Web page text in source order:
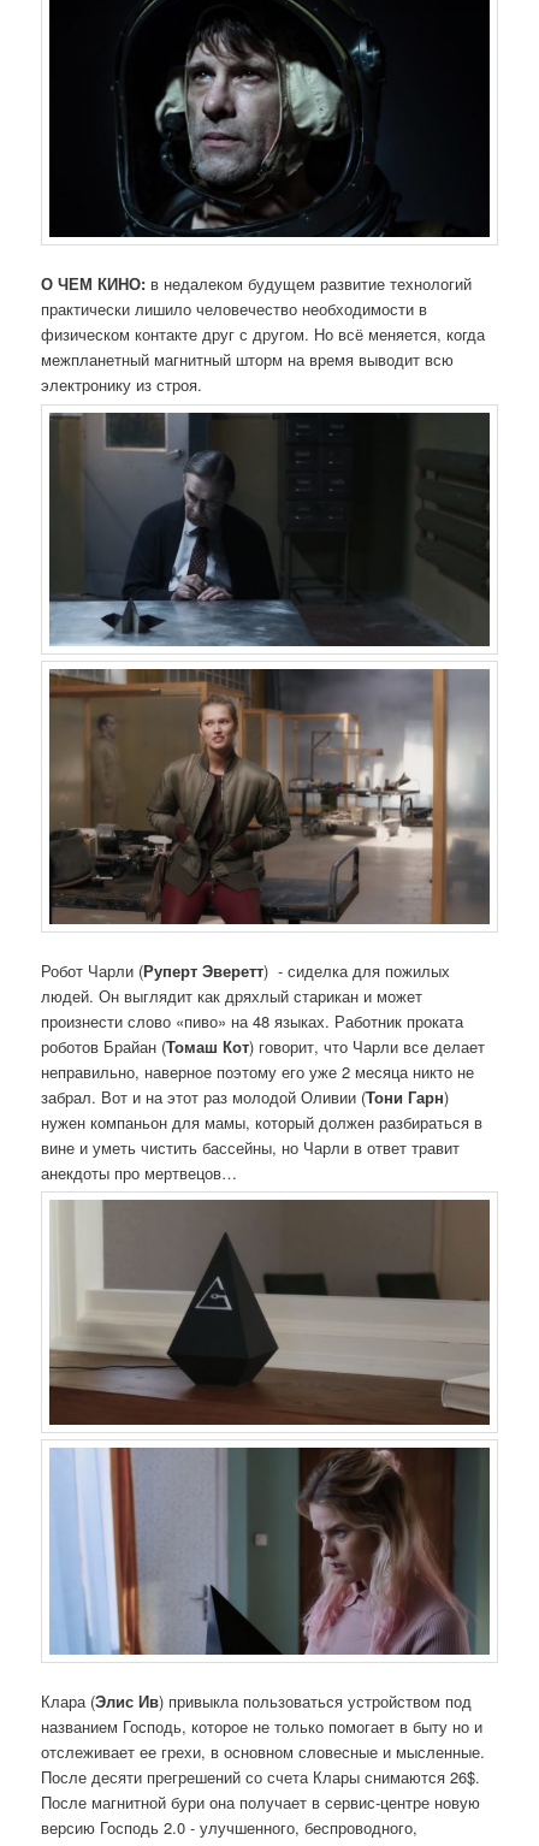
О ЧЕМ КИНО: в недалеком будущем развитие технологий
практически лишило человечество необходимости в
физическом контакте друг с другом. Но всё меняется, когда
межпланетный магнитный шторм на время выводит всю
электронику из строя.
Робот Чарли (Руперт Эверетт) - сиделка для пожилых
людей. Он выглядит как дряхлый старикан и может
произнести слово «пиво» на 48 языках. Работник проката
роботов Брайан (Томаш Кот) говорит, что Чарли все делает
неправильно, наверное поэтому его уже 2 месяца никто не
забрал. Вот и на этот раз молодой Оливии (Тони Гарн)
нужен компаньон для мамы, который должен разбираться в
вине и уметь чистить бассейны, но Чарли в ответ травит
анекдоты про мертвецов…
Клара (Элис Ив) привыкла пользоваться устройством под
названием Господь, которое не только помогает в быту но и
отслеживает ее грехи, в основном словесные и мысленные.
После десяти прегрешений со счета Клары снимаются 26$.
После магнитной бури она получает в сервис-центре новую
версию Господь 2.0 - улучшенного, беспроводного,